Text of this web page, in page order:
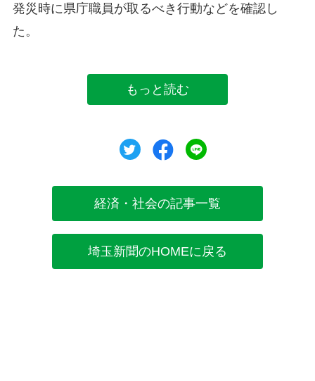
発災時に県庁職員が取るべき行動などを確認し
た。
もっと読む
ツイートシェア
経済・社会の記事一覧
埼玉新聞のHOMEに戻る